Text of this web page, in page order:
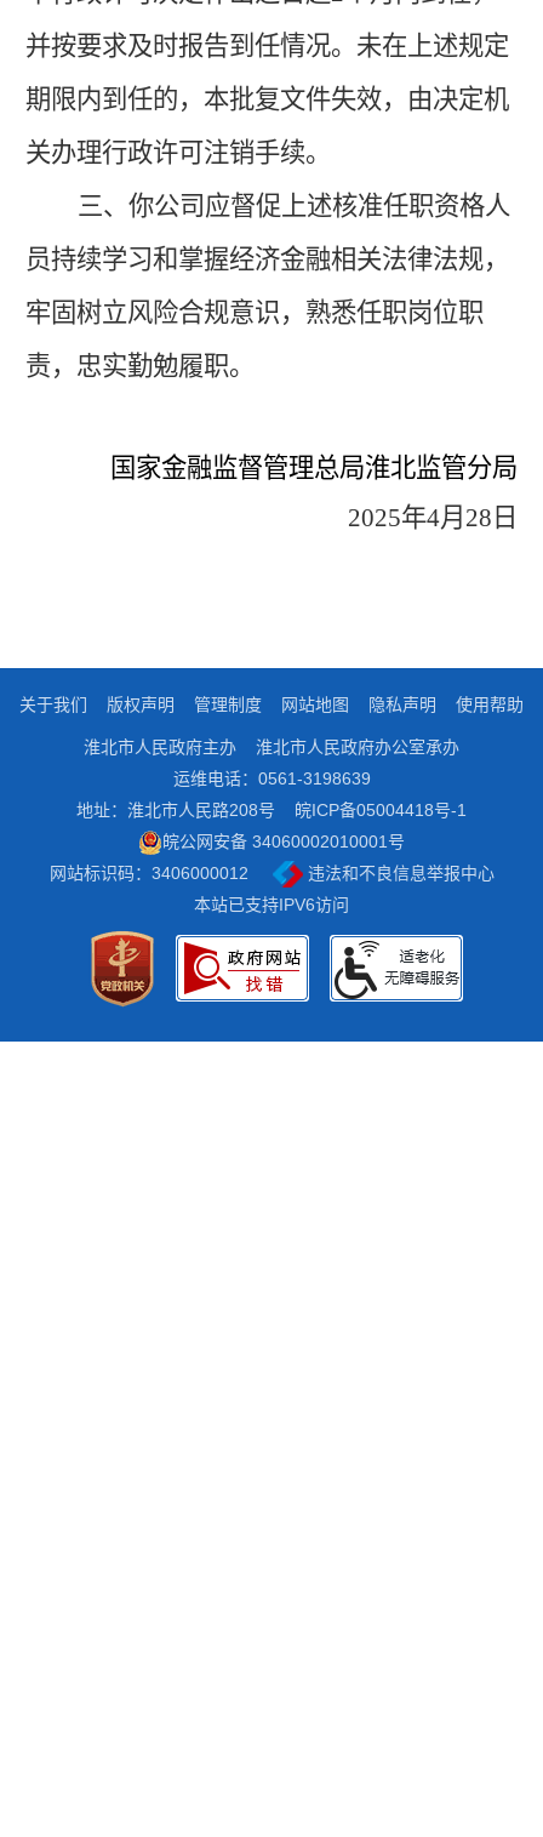
并按要求及时报告到任情况。 未在上述规定
期限内到任的，本批复文件失效，由决定机
关办理行政许可注销手续。
三、 你公司应督促上述核准任职资格人
员持续学习和掌握经济金融相关法律法规，
牢固树立风险合规意识， 熟悉任职岗位职
责，忠实勤勉履职。
国家金融监督管理总局淮北监管分局
2025年4月28日
关于我们 版权声明 管理制度 网站地图 隐私声明 使用帮助
淮北市人民政府主办
淮北市人民政府办公室承办
运维电话：0561-3198639
地址：淮北市人民路208号
皖ICP备05004418号-1
皖公网安备 34060002010001号
网站标识码：3406000012
违法和不良信息举报中心
本站已支持IPV6访问